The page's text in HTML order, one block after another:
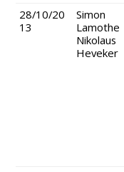
28/10/20
13
Simon
Lamothe
Nikolaus
Heveker